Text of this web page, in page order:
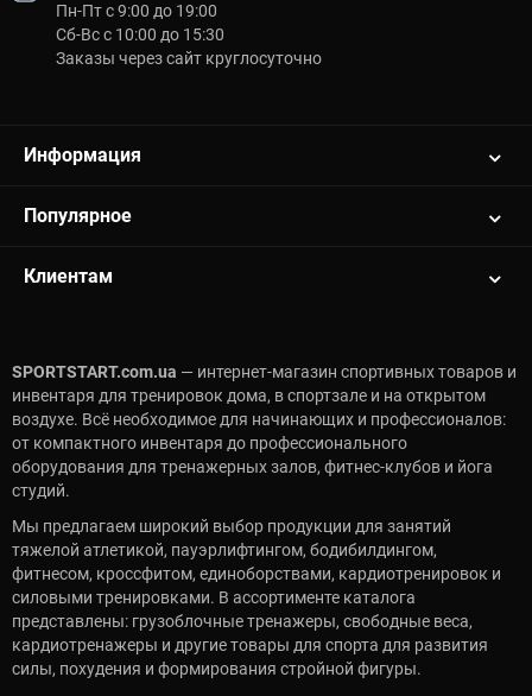
Пн-Пт с 9:00 до 19:00
Сб-Вс с 10:00 до 15:30
Заказы через сайт круглосуточно
Информация
Популярное
Клиентам
SPORTSTART.com.ua — интернет-магазин спортивных товаров и
инвентаря для тренировок дома, в спортзале и на открытом
воздухе. Всё необходимое для начинающих и профессионалов:
от компактного инвентаря до профессионального
оборудования для тренажерных залов, фитнес-клубов и йога
студий.
Мы предлагаем широкий выбор продукции для занятий
тяжелой атлетикой, пауэрлифтингом, бодибилдингом,
фитнесом, кроссфитом, единоборствами, кардиотренировок и
силовыми тренировками. В ассортименте каталога
представлены: грузоблочные тренажеры, свободные веса,
кардиотренажеры и другие товары для спорта для развития
силы, похудения и формирования стройной фигуры.